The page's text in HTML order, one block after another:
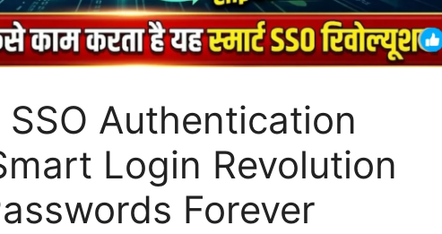
Authentication
Login Revolution
Forever